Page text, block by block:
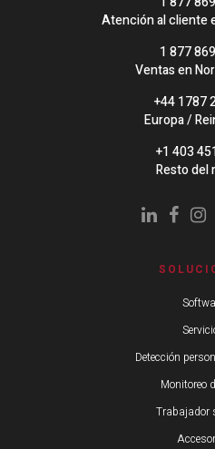
Atención al cliente
1 877
Ventas en
+44 1787
Europa /
+1 403
Resto del
Detección
Monitoreo
Trabajador